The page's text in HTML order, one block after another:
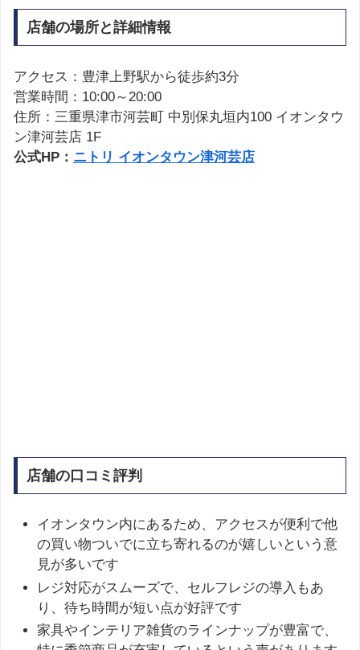
店舗の場所と詳細情報
アクセス：豊津上野駅から徒歩約3分
営業時間：10:00～20:00
住所：三重県津市河芸町 中別保丸垣内100 イオンタウ
ン津河芸店 1F
公式HP： ニトリ イオンタウン津河芸店
店舗の口コミ評判
イオンタウン内にあるため、アクセスが便利で他
の買い物ついでに立ち寄れるのが嬉しいという意
見が多いです
レジ対応がスムーズで、セルフレジの導入もあ
り、待ち時間が短い点が好評です
家具やインテリア雑貨のラインナップが豊富で、